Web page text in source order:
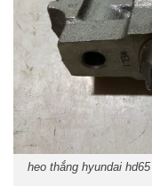
heo thắng hyundai